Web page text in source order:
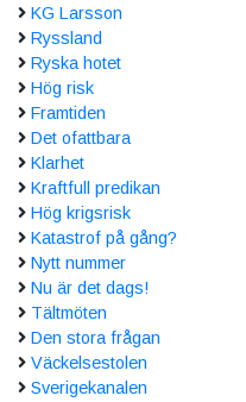
KG Larsson
Ryssland
Ryska hotet
Hög risk
Framtiden
Det ofattbara
Klarhet
Kraftfull predikan
Hög krigsrisk
Katastrof på gång?
Nytt nummer
Nu är det dags!
Tältmöten
Den stora frågan
Väckelsestolen
Sverigekanalen